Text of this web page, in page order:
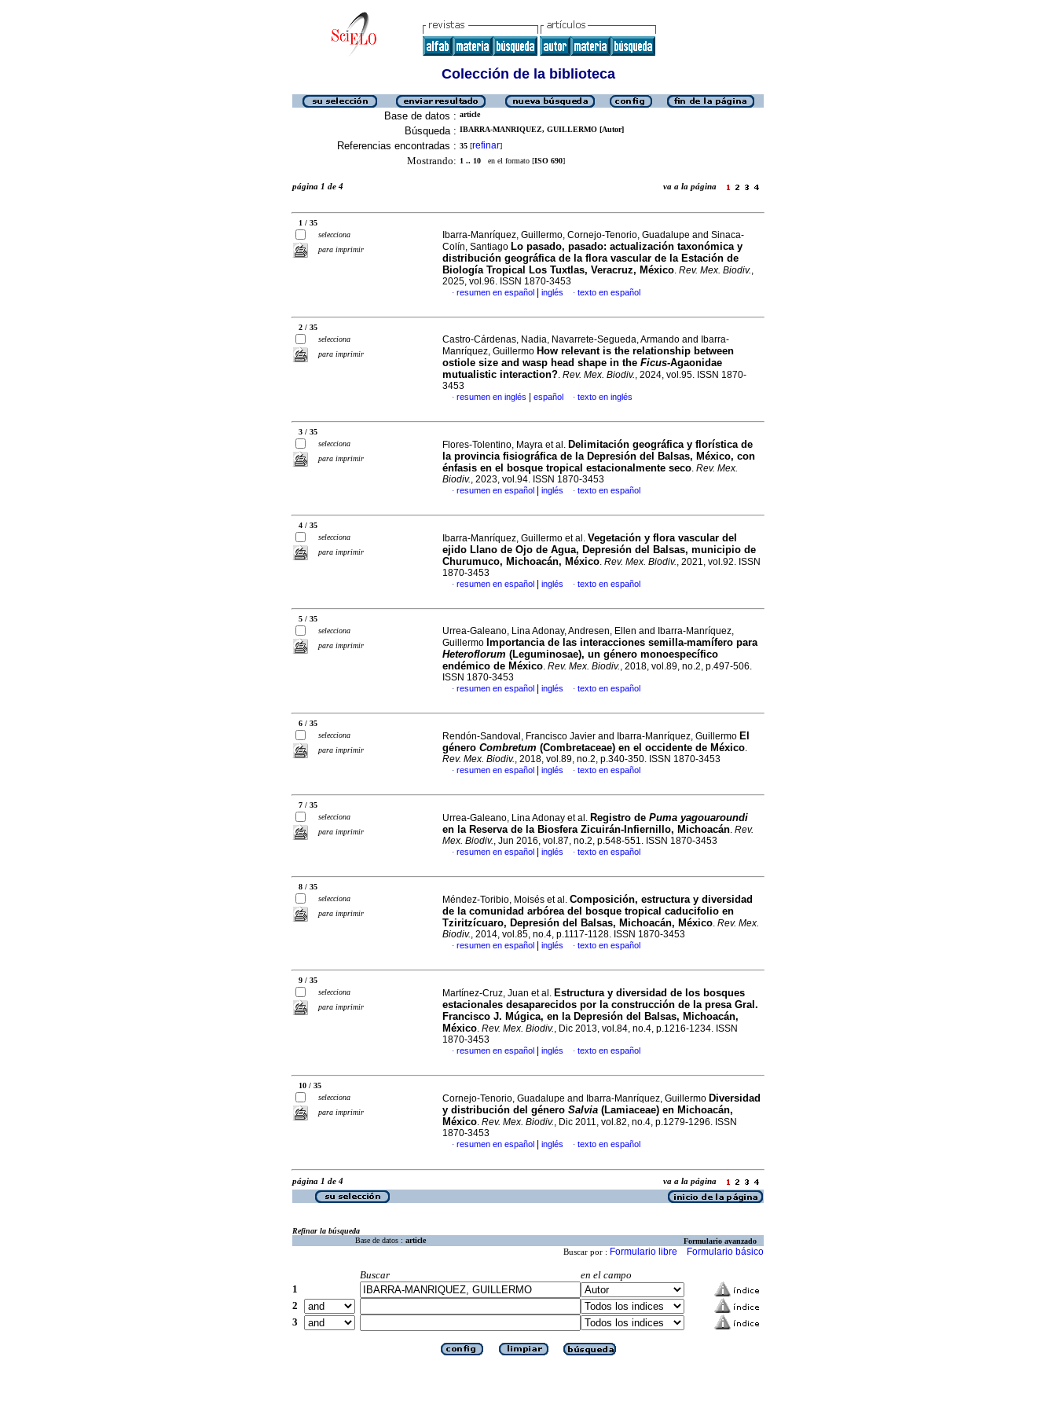
Colección de la biblioteca
Base de datos : article
Búsqueda : IBARRA-MANRIQUEZ, GUILLERMO [Autor]
Referencias encontradas : 35 [refinar]
Mostrando: 1 .. 10 en el formato [ISO 690]
página 1 de 4 va a la página
1 / 35
selecciona
para imprimir
Ibarra-Manríquez, Guillermo, Cornejo-Tenorio, Guadalupe and Sinaca-
Colín, Santiago Lo pasado, pasado: actualización taxonómica y
distribución geográfica de la flora vascular de la Estación de
Biología Tropical Los Tuxtlas, Veracruz, México. Rev. Mex. Biodiv.,
2025, vol.96. ISSN 1870-3453
· resumen en español inglés · texto en español
2 / 35
selecciona
para imprimir
Castro-Cárdenas, Nadia, Navarrete-Segueda, Armando and Ibarra-
Manríquez, Guillermo How relevant is the relationship between
ostiole size and wasp head shape in the Ficus-Agaonidae
mutualistic interaction?. Rev. Mex. Biodiv., 2024, vol.95. ISSN 1870-
3453
· resumen en inglés español · texto en inglés
3 / 35
selecciona
para imprimir
Flores-Tolentino, Mayra et al. Delimitación geográfica y florística de
la provincia fisiográfica de la Depresión del Balsas, México, con
énfasis en el bosque tropical estacionalmente seco. Rev. Mex.
Biodiv., 2023, vol.94. ISSN 1870-3453
· resumen en español inglés · texto en español
4 / 35
selecciona
para imprimir
Ibarra-Manríquez, Guillermo et al. Vegetación y flora vascular del
ejido Llano de Ojo de Agua, Depresión del Balsas, municipio de
Churumuco, Michoacán, México. Rev. Mex. Biodiv., 2021, vol.92. ISSN
1870-3453
· resumen en español inglés · texto en español
5 / 35
selecciona
para imprimir
Urrea-Galeano, Lina Adonay, Andresen, Ellen and Ibarra-Manríquez,
Guillermo Importancia de las interacciones semilla-mamífero para
Heteroflorum (Leguminosae), un género monoespecífico
endémico de México. Rev. Mex. Biodiv., 2018, vol.89, no.2, p.497-506.
ISSN 1870-3453
· resumen en español inglés · texto en español
6 / 35
selecciona
para imprimir
Rendón-Sandoval, Francisco Javier and Ibarra-Manríquez, Guillermo El
género Combretum (Combretaceae) en el occidente de México.
Rev. Mex. Biodiv., 2018, vol.89, no.2, p.340-350. ISSN 1870-3453
· resumen en español inglés · texto en español
7 / 35
selecciona
para imprimir
Urrea-Galeano, Lina Adonay et al. Registro de Puma yagouaroundi
en la Reserva de la Biosfera Zicuirán-Infiernillo, Michoacán. Rev.
Mex. Biodiv., Jun 2016, vol.87, no.2, p.548-551. ISSN 1870-3453
· resumen en español inglés · texto en español
8 / 35
selecciona
para imprimir
Méndez-Toribio, Moisés et al. Composición, estructura y diversidad
de la comunidad arbórea del bosque tropical caducifolio en
Tziritzícuaro, Depresión del Balsas, Michoacán, México. Rev. Mex.
Biodiv., 2014, vol.85, no.4, p.1117-1128. ISSN 1870-3453
· resumen en español inglés · texto en español
9 / 35
selecciona
para imprimir
Martínez-Cruz, Juan et al. Estructura y diversidad de los bosques
estacionales desaparecidos por la construcción de la presa Gral.
Francisco J. Múgica, en la Depresión del Balsas, Michoacán,
México. Rev. Mex. Biodiv., Dic 2013, vol.84, no.4, p.1216-1234. ISSN
1870-3453
· resumen en español inglés · texto en español
10 / 35
selecciona
para imprimir
Cornejo-Tenorio, Guadalupe and Ibarra-Manríquez, Guillermo Diversidad
y distribución del género Salvia (Lamiaceae) en Michoacán,
México. Rev. Mex. Biodiv., Dic 2011, vol.82, no.4, p.1279-1296. ISSN
1870-3453
· resumen en español inglés · texto en español
página 1 de 4 va a la página
Refinar la búsqueda
Base de datos : article Formulario avanzado
Buscar por : Formulario libre Formulario básico
Buscar
en el campo
1
2
3